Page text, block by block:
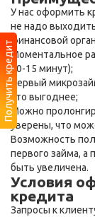
У нас оформить
не надо
финансовой
Моментальное
10-15 минут);
Первый
что выгоднее;
Можно
уверены, что
Возможность
первого займа,
быть увеличена.
Условия
кредита
Запросы к
Получить кредит